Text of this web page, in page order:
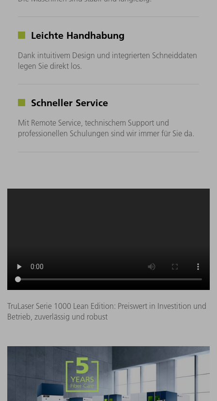
Leichte Handhabung
Dank intuitivem Design und integrierten Schneiddaten
legen Sie direkt los.
Schneller Service
Mit Remote Service, technischem Support und
professionellen Schulungen sind wir immer für Sie da.
TruLaser Serie 1000 Lean Edition: Preiswert in Investition und
Betrieb, zuverlässig und robust